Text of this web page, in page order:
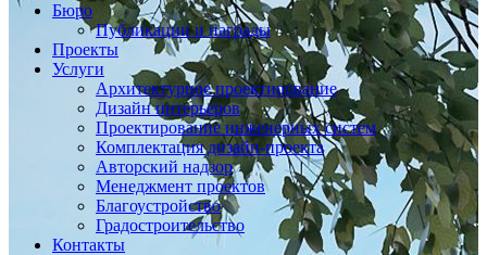
Бюро
Публикации и награды
Проекты
Услуги
Архитектурное проектирование
Дизайн интерьеров
Проектирование инженерных систем
Комплектация дизайн-проекта
Авторский надзор
Менеджмент проектов
Благоустройство
Градостроительство
Контакты